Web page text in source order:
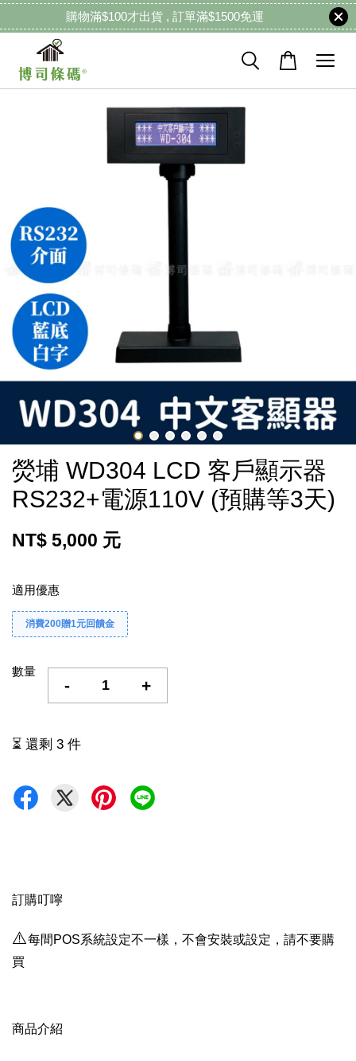
購物滿$100才出貨 , 訂單滿$1500免運
熒埔 WD304 LCD 客戶顯示器
RS232+電源110V (預購等3天)
NT$ 5,000 元
適用優惠
消費200贈1元回饋金
數量
- +
⏳ 還剩 3 件
訂購叮嚀
⚠️每間POS系統設定不一樣，不會安裝或設定，請不要購
買
商品介紹